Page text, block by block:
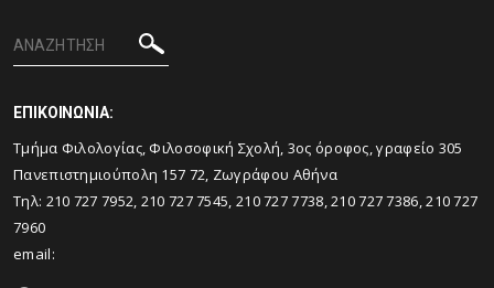
ΕΠΙΚΟΙΝΩΝΙΑ:
Tμήμα Φιλολογίας, Φιλοσοφική Σχολή, 3ος όροφος, γραφείο 305
Πανεπιστημιούπολη 157 72, Ζωγράφου Αθήνα
Τηλ: 210 727 7952, 210 727 7545, 210 727 7738, 210 727 7386, 210 727
7960
email: